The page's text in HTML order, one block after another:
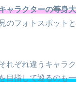
ャラクターの等身大
のフォトスポットと
れぞれ違うキャラク
目指して巡るのも一